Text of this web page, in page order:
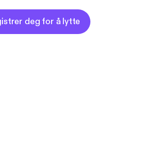
deg for å lytte